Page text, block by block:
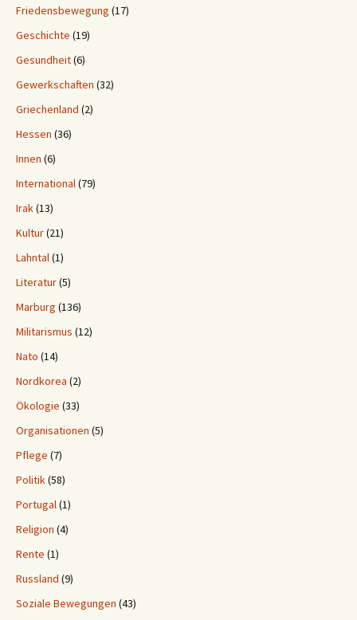
Friedensbewegung (17)
Geschichte (19)
Gesundheit(6)
Gewerkschaften (32)
Griechenland (2)
Hessen (36)
Innen (6)
International(79)
Irak(13)
Kultur(21)
Lahntal(1)
Literatur(5)
Marburg (136)
Militarismus (12)
Nato (14)
Nordkorea (2)
Ökologie (33)
Organisationen (5)
Pflege (7)
Politik(58)
Portugal(1)
Religion (4)
Rente (1)
Russland (9)
Soziale Bewegungen (43)